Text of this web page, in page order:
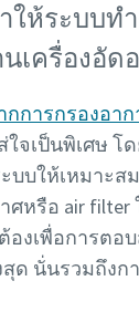
ห้ระบบท
เครื่องอั
กการกรองอา
จเป็นพิเศษ
บบให้เหมาะ
รือ air filter
องเพื่อการต
ด นั่นรวมถึงก